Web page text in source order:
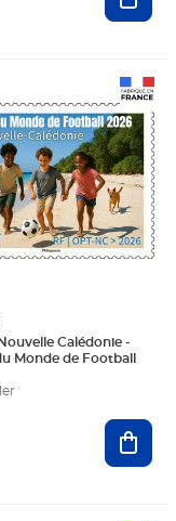
Calédonie -
Monde de Football